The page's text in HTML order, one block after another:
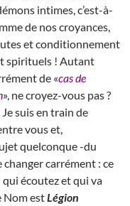
intimes, c’est-à-
de nos croyances,
et conditionnement
spirituels ! Autant
de «cas de
», ne croyez-vous pas ?
Je suis en train de
vous et,
quelconque -du
carrément : ce
écoutez et qui va
Nom estLégion